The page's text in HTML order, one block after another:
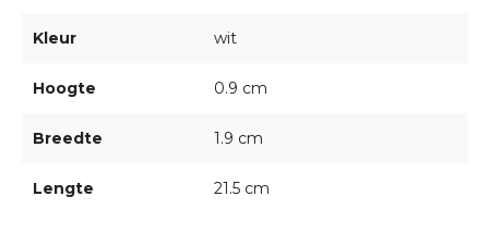
Kleur wit
Hoogte 0.9 cm
Breedte 1.9 cm
Lengte 21.5 cm